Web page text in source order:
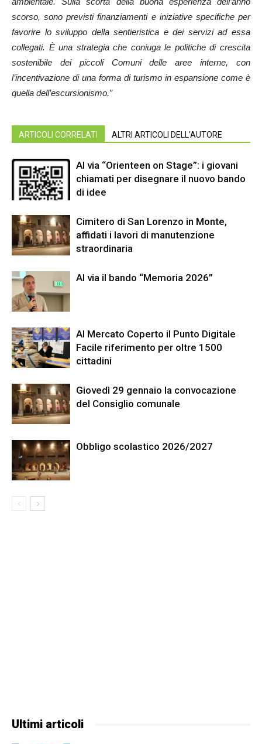
scorso, sono previsti finanziamenti e iniziative specifiche per
favorire lo sviluppo della sentieristica e dei servizi ad essa
collegati. È una strategia che coniuga le politiche di crescita
sostenibile dei piccoli Comuni delle aree interne, con
l’incentivazione di una forma di turismo in espansione come è
quella dell’escursionismo.”
ARTICOLI CORRELATI ALTRI ARTICOLI DELL'AUTORE
Al via “Orienteen on Stage”: i giovani
chiamati per disegnare il nuovo bando
di idee
Cimitero di San Lorenzo in Monte,
affidati i lavori di manutenzione
straordinaria
Al via il bando “Memoria 2026”
Al Mercato Coperto il Punto Digitale
Facile riferimento per oltre 1500
cittadini
Giovedì 29 gennaio la convocazione
del Consiglio comunale
Obbligo scolastico 2026/2027
Ultimi articoli